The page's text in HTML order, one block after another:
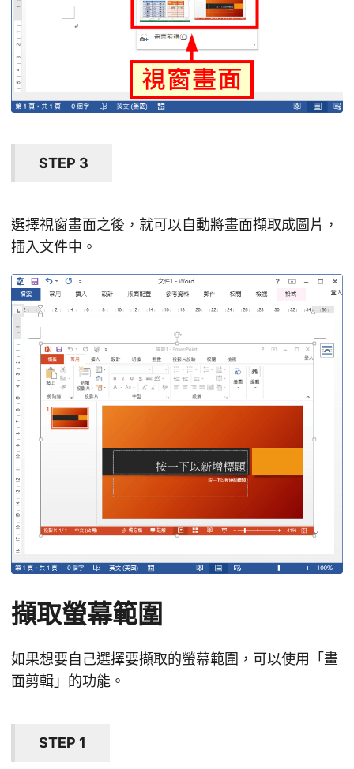
STEP 3
選擇視窗畫面之後，就可以自動將畫面擷取成圖片，
插入文件中。
擷取螢幕範圍
如果想要自己選擇要擷取的螢幕範圍，可以使用「畫
面剪輯」的功能。
STEP 1